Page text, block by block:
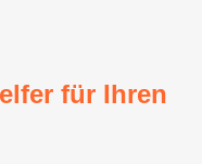
für Ihren